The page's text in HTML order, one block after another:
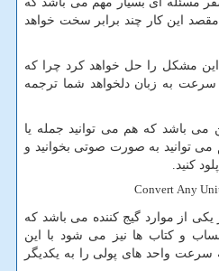
این کار چند برابر سخت خواهد
این مشکل را حل خواهد کرد چرا که
سرعت به زبان دلخواهد شما ترجمه
می باشد که هم می توانید جمله یا
می توانید به صورت صوتی بخوانید و
کنید.
یکی از موارد گیج کننده می باشد که
و کتاب ها نیز می شود با این
سرعت واحد های پولی را به یکدیگر